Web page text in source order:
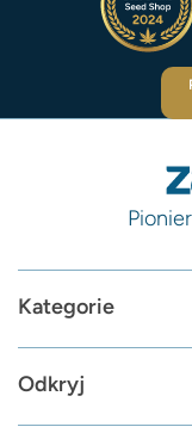
Kategorie
Odkryj